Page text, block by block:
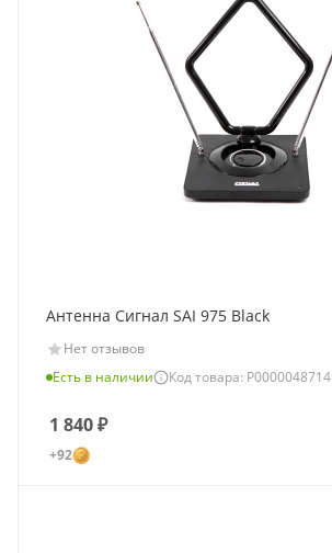
Антенна Сигнал SAI 975 Black
Нет отзывов
Есть в наличии
Код товара: Р0000048714
1 840₽
+92